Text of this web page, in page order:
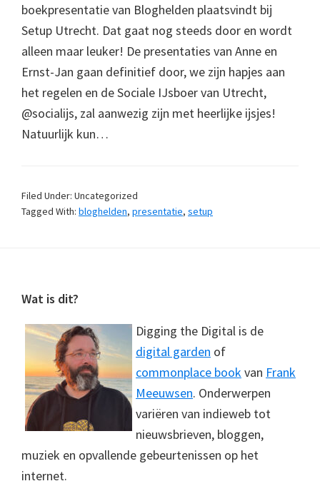
boekpresentatie van Bloghelden plaatsvindt bij
Setup Utrecht. Dat gaat nog steeds door en wordt
alleen maar leuker! De presentaties van Anne en
Ernst-Jan gaan definitief door, we zijn hapjes aan
het regelen en de Sociale IJsboer van Utrecht,
@socialijs, zal aanwezig zijn met heerlijke ijsjes!
Natuurlijk kun…
Filed Under: Uncategorized
Tagged With: bloghelden, presentatie, setup
Footer
Wat is dit?
Digging the Digital is de
digital garden of
commonplace bookvan Frank
Meeuwsen. Onderwerpen
variëren van indieweb tot
nieuwsbrieven, bloggen,
muziek en opvallende gebeurtenissen op het
internet.